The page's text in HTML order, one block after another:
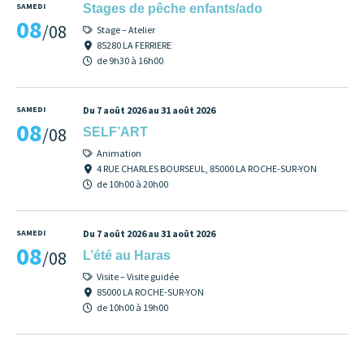
SAMEDI
08/08
Stages de pêche enfants/ado
Stage – Atelier
85280 LA FERRIERE
de 9h30 à 16h00
SAMEDI
08/08
Du 7 août 2026 au 31 août 2026
SELF’ART
Animation
4 RUE CHARLES BOURSEUL, 85000 LA ROCHE-SUR-YON
de 10h00 à 20h00
SAMEDI
08/08
Du 7 août 2026 au 31 août 2026
L’été au Haras
Visite – Visite guidée
85000 LA ROCHE-SUR-YON
de 10h00 à 19h00